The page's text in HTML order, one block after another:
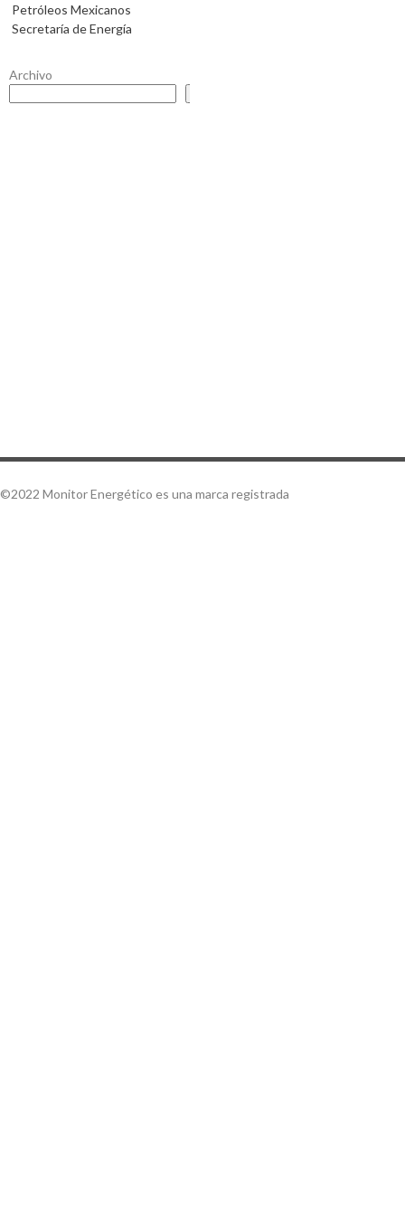
Petróleos Mexicanos
Secretaría de Energía
Archivo
©2022 Monitor Energético es una marca registrada